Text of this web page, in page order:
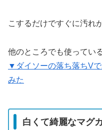
こするだけですぐに汚れ
他のところでも使ってい
▼ダイソーの落ち落ちV
みた
白くて綺麗なマグ